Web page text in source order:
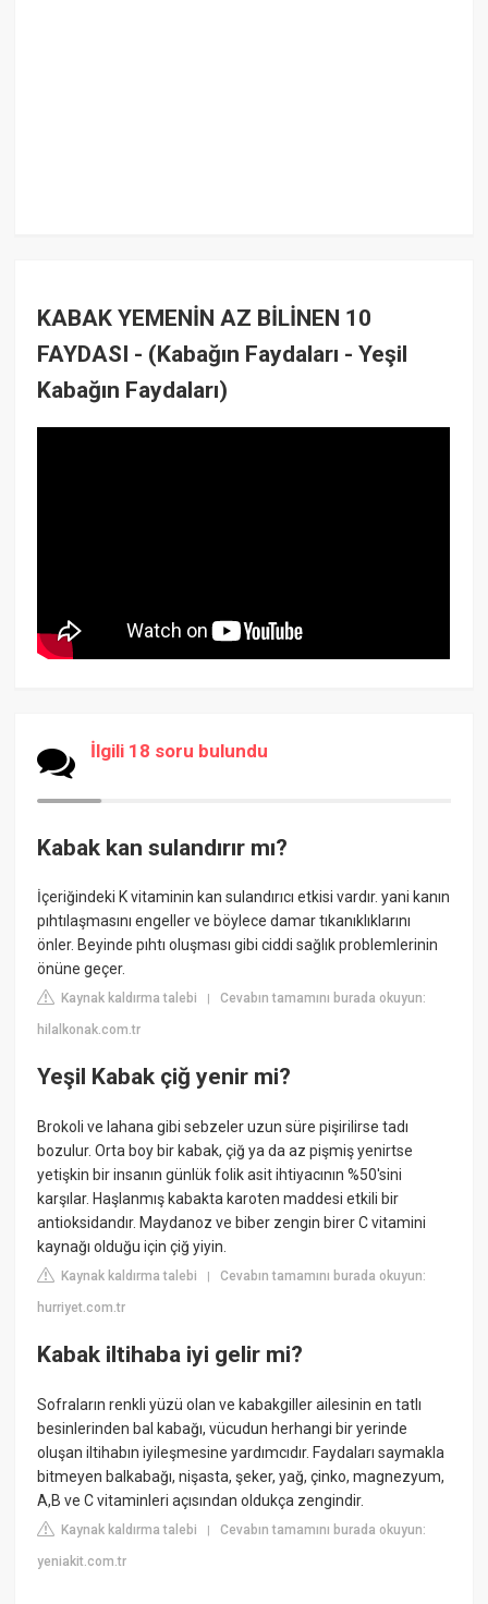
KABAK YEMENİN AZ BİLİNEN 10
FAYDASI - (Kabağın Faydaları - Yeşil
Kabağın Faydaları)
İlgili 18 soru bulundu
Kabak kan sulandırır mı?
İçeriğindeki K vitaminin kan sulandırıcı etkisi vardır. yani kanın
pıhtılaşmasını engeller ve böylece damar tıkanıklıklarını
önler. Beyinde pıhtı oluşması gibi ciddi sağlık problemlerinin
önüne geçer.
Kaynak kaldırma talebi |Cevabın tamamını burada okuyun:
hilalkonak.com.tr
Yeşil Kabak çiğ yenir mi?
Brokoli ve lahana gibi sebzeler uzun süre pişirilirse tadı
bozulur. Orta boy bir kabak, çiğ ya da az pişmiş yenirtse
yetişkin bir insanın günlük folik asit ihtiyacının %50'sini
karşılar. Haşlanmış kabakta karoten maddesi etkili bir
antioksidandır. Maydanoz ve biber zengin birer C vitamini
kaynağı olduğu için çiğ yiyin.
Kaynak kaldırma talebi |Cevabın tamamını burada okuyun:
hurriyet.com.tr
Kabak iltihaba iyi gelir mi?
Sofraların renkli yüzü olan ve kabakgiller ailesinin en tatlı
besinlerinden bal kabağı, vücudun herhangi bir yerinde
oluşan iltihabın iyileşmesine yardımcıdır. Faydaları saymakla
bitmeyen balkabağı, nişasta, şeker, yağ, çinko, magnezyum,
A,B ve C vitaminleri açısından oldukça zengindir.
Kaynak kaldırma talebi |Cevabın tamamını burada okuyun:
yeniakit.com.tr